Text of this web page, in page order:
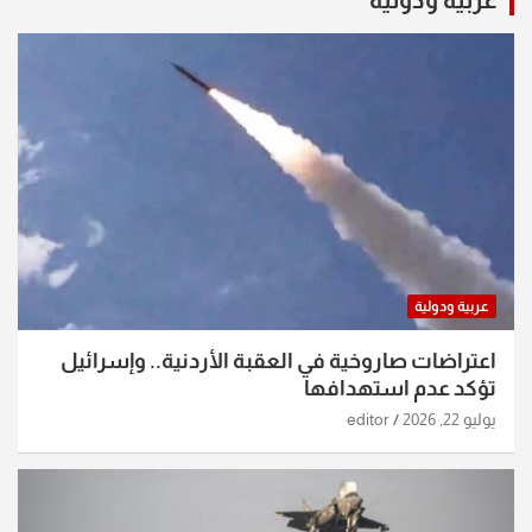
عربية ودولية
اعتراضات صاروخية في العقبة الأردنية.. وإسرائيل
تؤكد عدم استهدافها
يوليو 22, 2026 editor